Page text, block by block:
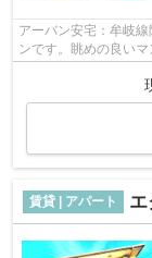
アーバン安宅：牟岐
ンです。眺めの良い
な敷地内ごみ置き場
賃貸 | アパート エ